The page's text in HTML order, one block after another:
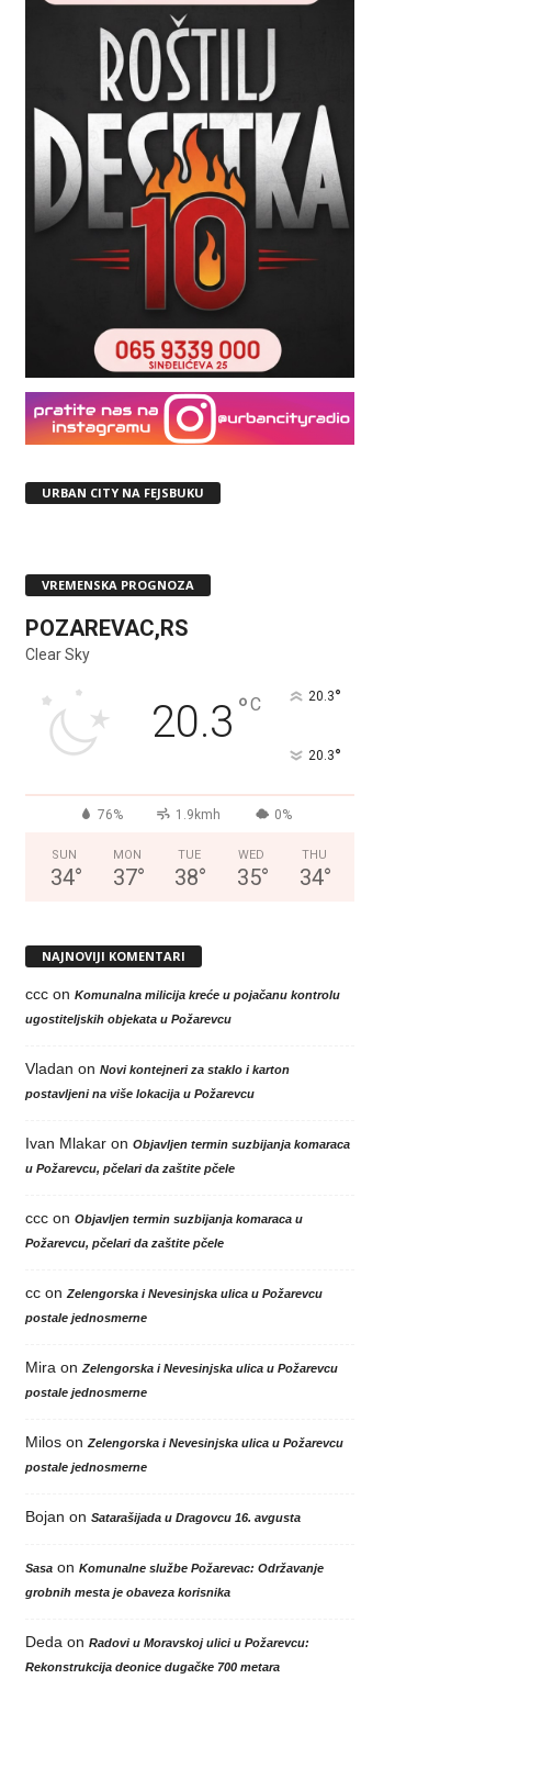
URBAN CITY NA FEJSBUKU
VREMENSKA PROGNOZA
POZAREVAC,RS
Clear Sky
20.3 °C 20.3°
20.3°
76% 1.9kmh 0%
SUN
34°
MON
37°
TUE
38°
WED
35°
THU
34°
NAJNOVIJI KOMENTARI
cccon Komunalna milicija kreće u pojačanu kontrolu
ugostiteljskih objekata u Požarevcu
Vladan on Novi kontejneri za staklo i karton
postavljeni na više lokacija u Požarevcu
Ivan Mlakaron Objavljen termin suzbijanja komaraca
u Požarevcu, pčelari da zaštite pčele
cccon Objavljen termin suzbijanja komaraca u
Požarevcu, pčelari da zaštite pčele
ccon Zelengorska i Nevesinjska ulica u Požarevcu
postale jednosmerne
Mira on Zelengorska i Nevesinjska ulica u Požarevcu
postale jednosmerne
Miloson Zelengorska i Nevesinjska ulica u Požarevcu
postale jednosmerne
Bojan on Satarašijada u Dragovcu 16. avgusta
Sasaon Komunalne službe Požarevac: Održavanje
grobnih mesta je obaveza korisnika
Deda on Radovi u Moravskoj ulici u Požarevcu:
Rekonstrukcija deonice dugačke 700 metara